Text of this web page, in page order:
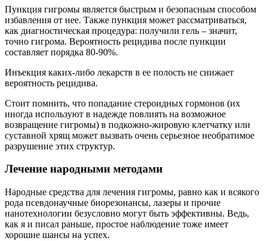
Пункция гигромы является быстрым и безопасным способом
избавления от нее. Также пункция может рассматриваться,
как диагностическая процедура: получили гель – значит,
точно гигрома. Вероятность рецидива после пункции
составляет порядка 80-90%.
Инъекция каких-либо лекарств в ее полость не снижает
вероятность рецидива.
Стоит помнить, что попадание стероидных гормонов (их
иногда используют в надежде повлиять на возможное
возвращение гигромы) в подкожно-жировую клетчатку или
суставной хрящ может вызвать очень серьезное необратимое
разрушение этих структур.
Лечение народными методами
Народные средства для лечения гигромы, равно как и всякого
рода псевдонаучные биорезонансы, лазеры и прочие
нанотехнологии безусловно могут быть эффективны. Ведь,
как я и писал раньше, простое наблюдение тоже имеет
хорошие шансы на успех.